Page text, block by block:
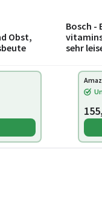
Obst,
Bosch -
sehr